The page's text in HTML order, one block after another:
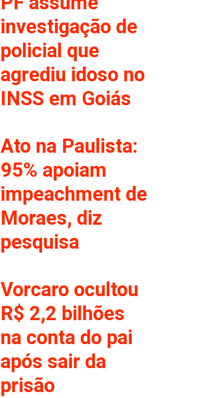
investigação de
policial que
agrediu idoso no
INSS em Goiás
Ato na Paulista:
95% apoiam
impeachment de
Moraes, diz
pesquisa
Vorcaro ocultou
R$ 2,2 bilhões
na conta do pai
após sair da
prisão